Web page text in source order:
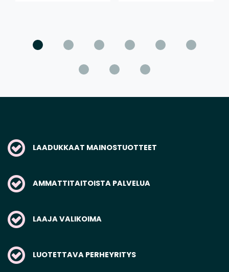
LAADUKKAAT MAINOSTUOTTEET
AMMATTITAITOISTA PALVELUA
LAAJA VALIKOIMA
LUOTETTAVA PERHEYRITYS